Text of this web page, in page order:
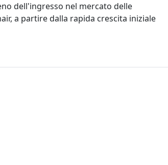
dell'ingresso nel mercato delle
a partire dalla rapida crescita iniziale